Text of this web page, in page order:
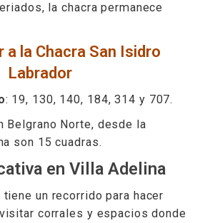
la chacra permanece
a la Chacra San Isidro
Labrador
: 19, 130, 140, 184, 314 y 707.
Belgrano Norte, desde la
son 15 cuadras.
en Villa Adelina
tiene un recorrido para hacer
corrales y espacios donde